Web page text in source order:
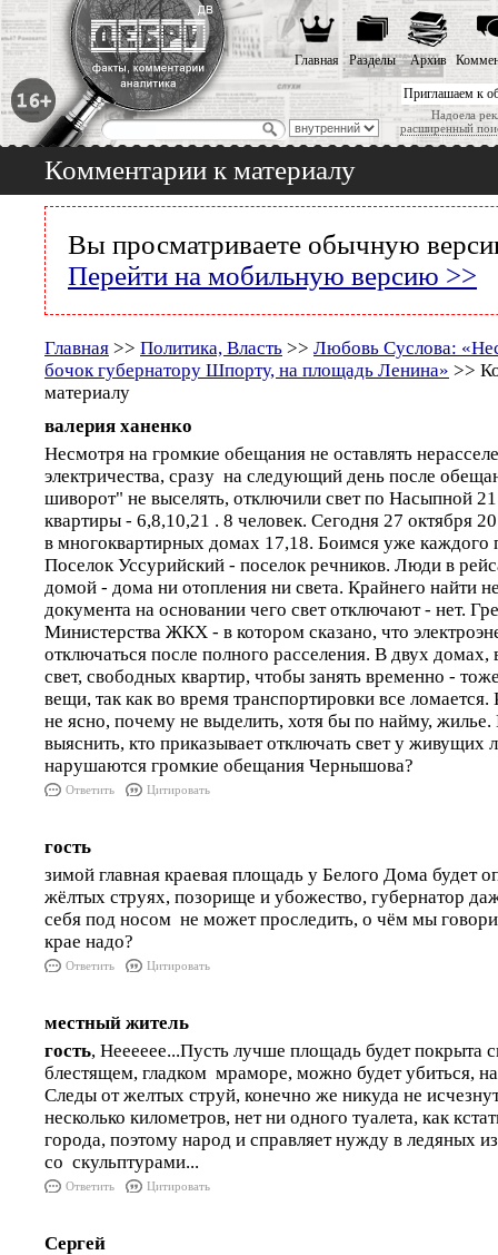
Приглашаем к
Надоела
расширенный
Главная Разделы Архив
Комментарии к материалу
Вы просматриваете обычную
Перейти на мобильную версию >>
Главная >> Политика, Власть >> Любовь Суслова:
бочок губернатору Шпорту, на площадь Ленина» >>
материалу
валерия ханенко
Несмотря на громкие обещания не оставлять
электричества, сразу на следующий день после
шиворот" не выселять, отключили свет по Насыпной
квартиры - 6,8,10,21 . 8 человек. Сегодня 27 октября
в многоквартирных домах 17,18. Боимся уже каждого
Поселок Уссурийский - поселок речников. Люди в
домой - дома ни отопления ни света. Крайнего найти
документа на основании чего свет отключают - нет.
Министерства ЖКХ - в котором сказано, что
отключаться после полного расселения. В двух домах,
свет, свободных квартир, чтобы занять временно -
вещи, так как во время транспортировки все
не ясно, почему не выделить, хотя бы по найму,
выяснить, кто приказывает отключать свет у живущих
нарушаются громкие обещания Чернышова?
Ответить Цитировать
гость
зимой главная краевая площадь у Белого Дома будет
жёлтых струях, позорище и убожество, губернатор
себя под носом не может проследить, о чём мы
крае надо?
Ответить Цитировать
местный житель
гость, Нееееее...Пусть лучше площадь будет покрыта
блестящем, гладком мраморе, можно будет убиться,
Следы от желтых струй, конечно же никуда не
несколько километров, нет ни одного туалета, как
города, поэтому народ и справляет нужду в ледяных
со скульптурами...
Ответить Цитировать
Сергей